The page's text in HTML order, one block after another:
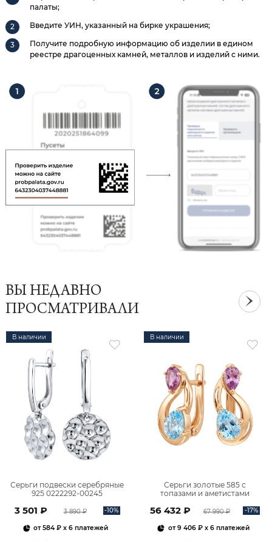
палаты;
Введите УИН, указанный на бирке украшения;
Получите подробную информацию об изделии в едином
реестре драгоценных камней, металлов и изделий с ними.
ВЫ НЕДАВНО
ПРОСМАТРИВАЛИ
В наличии
Серьги подвески серебряные
925 0222292-00245
3 501 ₽ 3 890 ₽ -10%
от584 ₽ x 6 платежей
В наличии
Серьги золотые 585 с
топазами и аметистами
56 432 ₽ 67 990 ₽ -17%
от9 406 ₽x 6 платежей